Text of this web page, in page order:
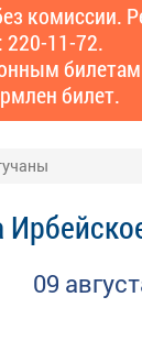
комиссии.
220-11-72.
билет.
09